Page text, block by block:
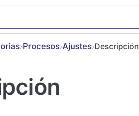
​Procesos ​Ajustes Descripción